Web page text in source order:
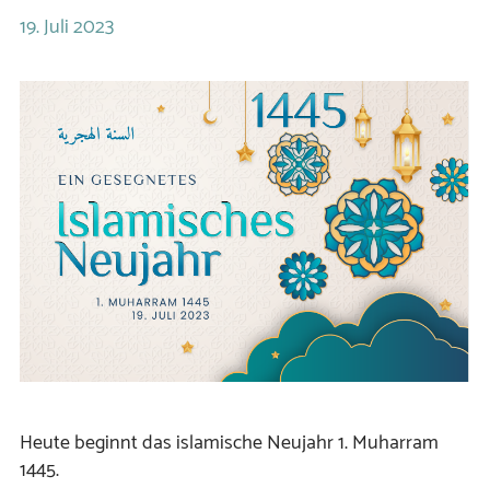
19.Juli2023
Heute beginnt das islamische Neujahr 1. Muharram
1445.